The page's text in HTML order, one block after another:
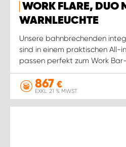
WORK FLARE, DUO
WARNLEUCHTE
Unsere bahnbrechenden
sind in einem praktischen All-
passen perfekt zum Work
867 €
EXKL. 21 % MWST.